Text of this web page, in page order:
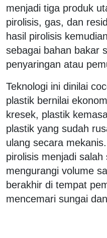
menjadi tiga produk
pirolisis, gas, dan
hasil pirolisis
sebagai bahan bakar
penyaringan atau
Teknologi ini dinilai
plastik bernilai
kresek, plastik
plastik yang sudah
ulang secara
pirolisis menjadi
mengurangi volume
berakhir di tempat
mencemari sungai